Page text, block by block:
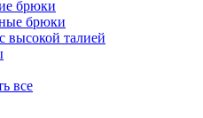
брюки
брюки
высокой талией
все